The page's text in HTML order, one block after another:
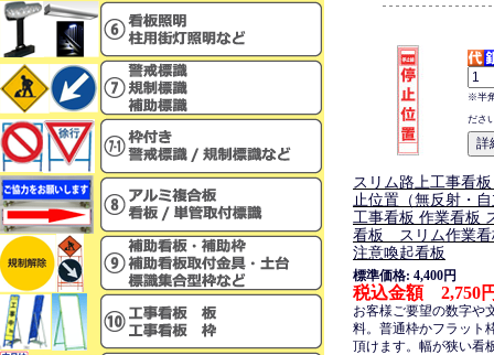
※半
ださ
スリム路上工事看
止位置（無反射・
工事看板 作業看板
看板 スリム作業看
注意喚起看板
標準価格: 4,400円
税込金額 2,750
お客様ご要望の数字や
料。普通枠かフラット
頂けます。幅が狭い看